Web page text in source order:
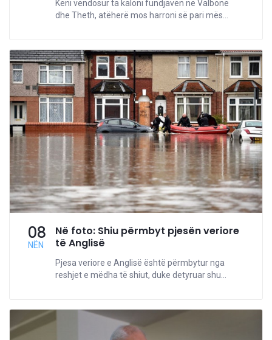
Keni vendosur ta kaloni fundjavën në Valbonë
dhe Theth, atëherë mos harroni së pari mës...
08
NËN
Në foto: Shiu përmbyt pjesën veriore
të Anglisë
Pjesa veriore e Anglisë është përmbytur nga
reshjet e mëdha të shiut, duke detyruar shu...